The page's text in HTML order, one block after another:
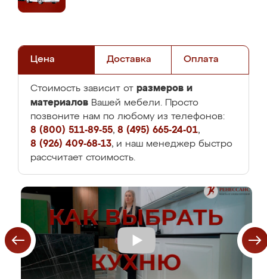
Цена Доставка Оплата
Стоимость зависит от размеров и
материалов Вашей мебели. Просто
позвоните нам по любому из телефонов:
8 (800) 511-89-55, 8 (495) 665-24-01,
8 (926) 409-68-13, и наш менеджер быстро
рассчитает стоимость.